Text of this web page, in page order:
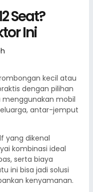
Seat?
Ini
kecil atau
dengan pilihan
menggunakan mobil
antar-jemput
yang dikenal
kombinasi ideal
serta biaya
ini bisa jadi solusi
kenyamanan.